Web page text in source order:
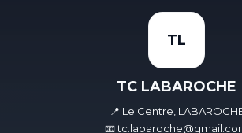
TL
TC LABAROCHE
📍 Le Centre,
📧